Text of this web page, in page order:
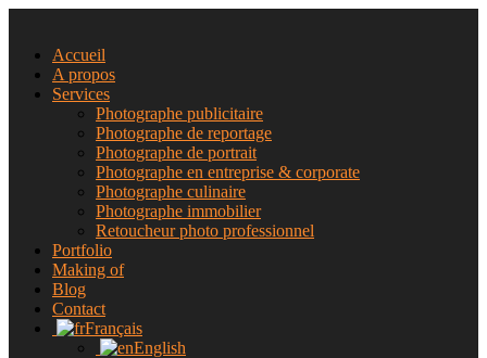
Accueil
A propos
Services
Photographe publicitaire
Photographe de reportage
Photographe de portrait
Photographe en entreprise & corporate
Photographe culinaire
Photographe immobilier
Retoucheur photo professionnel
Portfolio
Making of
Blog
Contact
Français
English